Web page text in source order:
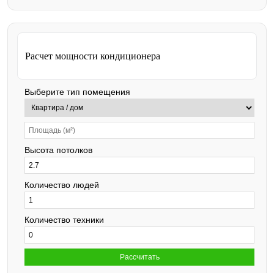
Расчет мощности кондиционера
Выберите тип помещения
Высота потолков
Количество людей
Количество техники
Рассчитать